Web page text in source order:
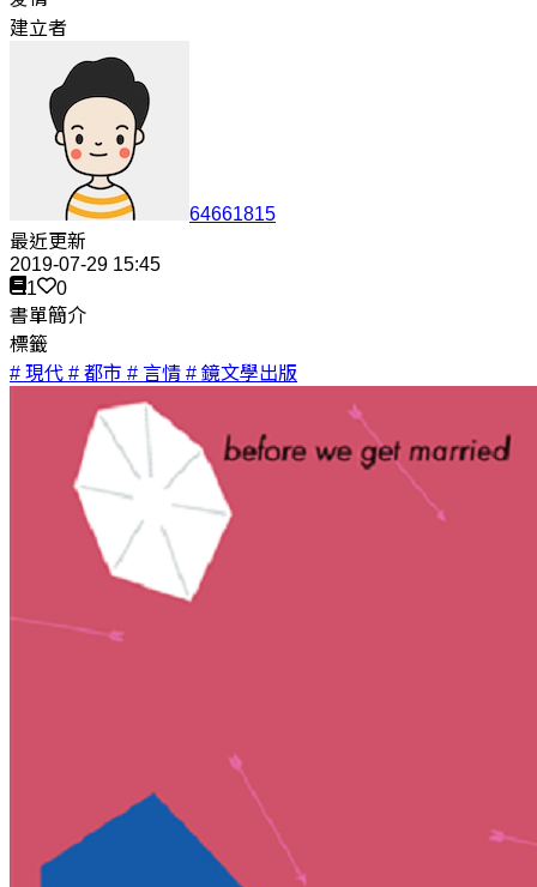
建立者
64661815
最近更新
2019-07-29 15:45
1
0
書單簡介
標籤
# 現代 # 都市 # 言情 # 鏡文學出版